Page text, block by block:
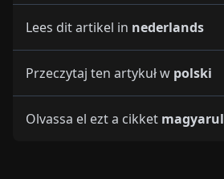
Lees dit artikel in nederlands
Przeczytaj ten artykuł w polski
Olvassa el ezt a cikket magyarul